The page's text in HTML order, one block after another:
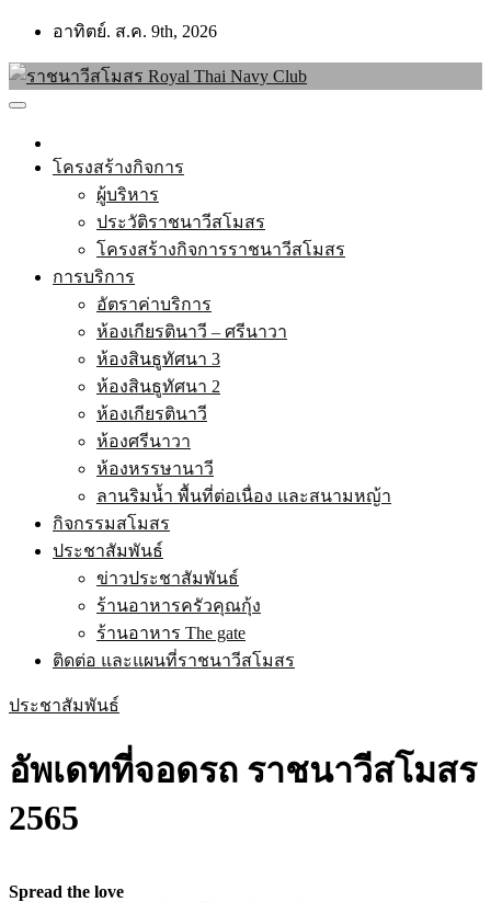
Skip
content
อาทิตย์. ส.ค. 9th, 2026
โครงสร้างกิจการ
ผู้บริหาร
ประวัติราชนาวีสโมสร
โครงสร้างกิจการราชนาวีสโมสร
การบริการ
อัตราค่าบริการ
ห้องเกียรตินาวี – ศรีนาวา
ห้องสินธูทัศนา 3
ห้องสินธูทัศนา 2
ห้องเกียรตินาวี
ห้องศรีนาวา
ห้องหรรษานาวี
ลานริมน้ำ พื้นที่ต่อเนื่อง และสนามหญ้า
กิจกรรมสโมสร
ประชาสัมพันธ์
ข่าวประชาสัมพันธ์
ร้านอาหารครัวคุณกุ้ง
ร้านอาหาร The gate
ติดต่อ และแผนที่ราชนาวีสโมสร
ประชาสัมพันธ์
อัพเดทที่จอดรถ ราชนาวีสโมสร
2565
Spread the love